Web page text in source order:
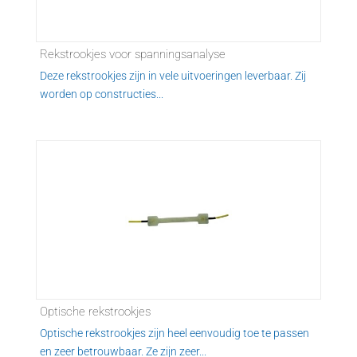
Rekstrookjes voor spanningsanalyse
Deze rekstrookjes zijn in vele uitvoeringen leverbaar. Zij
worden op constructies...
Optische rekstrookjes
Optische rekstrookjes zijn heel eenvoudig toe te passen
en zeer betrouwbaar. Ze zijn zeer...